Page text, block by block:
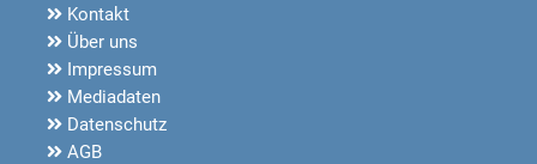
Kontakt
Über uns
Impressum
Mediadaten
Datenschutz
AGB